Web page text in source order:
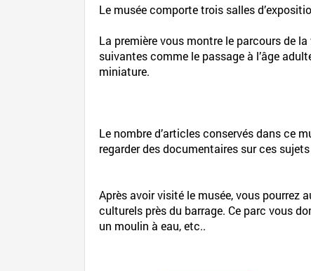
Le musée comporte trois salles
La première vous montre le parcours de
suivantes comme le passage à l’âge
miniature.
Le nombre d’articles conservés dans ce
regarder des documentaires sur ces
Après avoir visité le musée, vous pourrez
culturels près du barrage. Ce parc vous
un moulin à eau, etc..